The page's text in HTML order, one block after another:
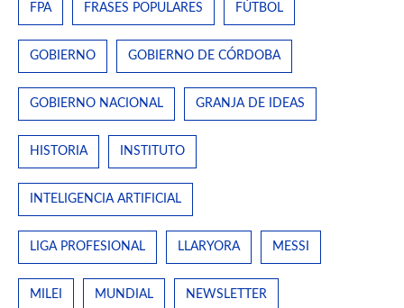
FPA FRASES POPULARES FÚTBOL
GOBIERNO GOBIERNO DE CÓRDOBA
GOBIERNO NACIONAL GRANJA DE IDEAS
HISTORIA INSTITUTO
INTELIGENCIA ARTIFICIAL
LIGA PROFESIONAL LLARYORA MESSI
MILEI MUNDIAL NEWSLETTER